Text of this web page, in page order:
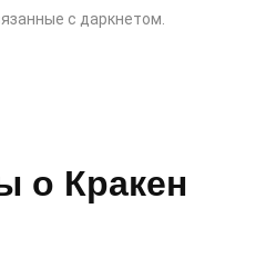
с даркнетом.
о Кракен